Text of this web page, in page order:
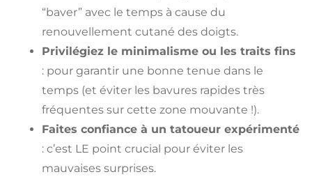
“baver” avec le temps à cause du
renouvellement cutané des doigts.
Privilégiez le minimalisme ou les traits fins
: pour garantir une bonne tenue dans le
temps (et éviter les bavures rapides très
fréquentes sur cette zone mouvante !).
Faites confiance à un tatoueur expérimenté
: c’est LE point crucial pour éviter les
mauvaises surprises.